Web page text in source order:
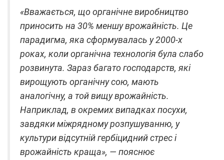
«Вважається, що органічне виробництво
приносить на 30% меншу врожайність. Це
парадигма, яка сформувалась у 2000-х
роках, коли органічна технологія була слабо
розвинута. Зараз багато господарств, які
вирощують органічну сою, мають
аналогічну, а той вищу врожайність.
Наприклад, в окремих випадках посухи,
завдяки міжрядному розпушуванню, у
культури відсутній гербіцидний стрес і
врожайність краща», — пояснює